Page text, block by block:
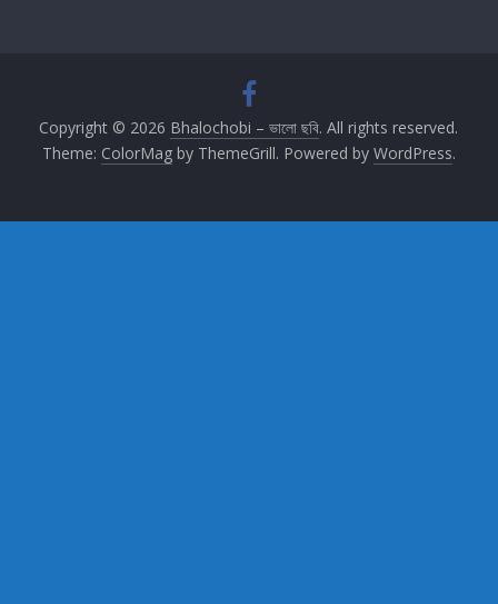
Copyright © 2026 Bhalochobi – ভালো ছবি. All rights reserved.
Theme: ColorMagby ThemeGrill. Powered by WordPress.